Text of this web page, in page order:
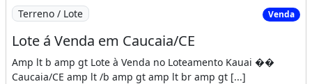
Imagem: Lote á Venda em Caucaia/CE
Terreno / Lote Venda
Lote á Venda em Caucaia/CE
Amp lt b amp gt Lote à Venda no Loteamento Kauai ��
Caucaia/CE amp lt /b amp gt amp lt br amp gt [...]